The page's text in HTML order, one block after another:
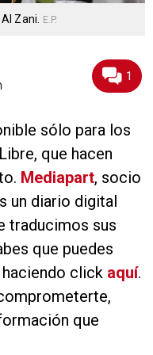
Zani. E.P.
1
sólo para los
que hacen
Mediapart, socio
un diario digital
traducimos sus
que puedes
click aquí.
que